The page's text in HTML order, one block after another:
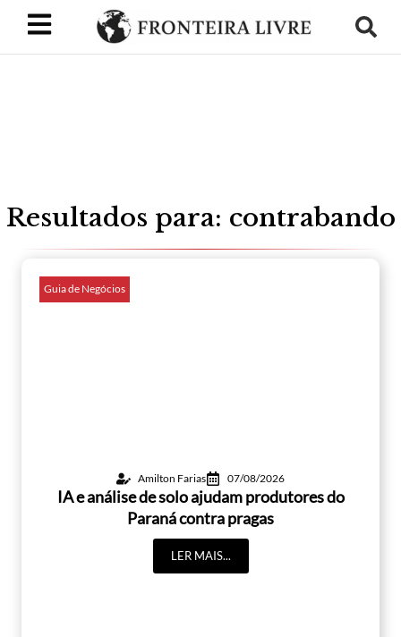
Resultados para: contrabando
Guia de Negócios
Amilton Farias 07/08/2026
IA e análise de solo ajudam produtores do
Paraná contra pragas
LER MAIS...